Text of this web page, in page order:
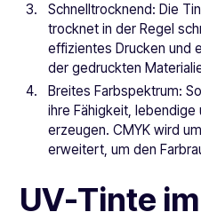
Schnelltrocknend: Die
trocknet in der Regel
effizientes Drucken und
der gedruckten
Breites Farbspektrum:
ihre Fähigkeit,
erzeugen. CMYK wird
erweitert, um den
UV-Tinte